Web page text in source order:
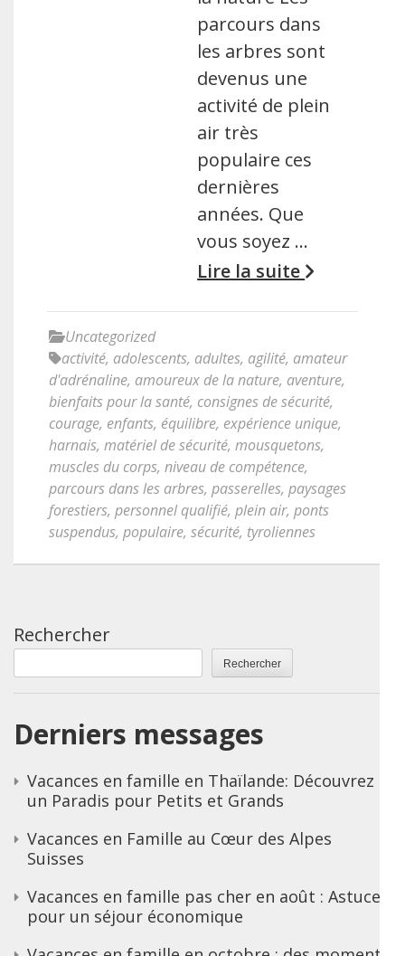
parcours dans
les arbres sont
devenus une
activité de plein
air très
populaire ces
dernières
années. Que
vous soyez …
Lire la suite
Uncategorized
activité, adolescents, adultes, agilité, amateur
d'adrénaline, amoureux de la nature, aventure,
bienfaits pour la santé, consignes de sécurité,
courage, enfants, équilibre, expérience unique,
harnais, matériel de sécurité, mousquetons,
muscles du corps, niveau de compétence,
parcours dans les arbres, passerelles, paysages
forestiers, personnel qualifié, plein air, ponts
suspendus, populaire, sécurité, tyroliennes
Rechercher
Rechercher
Derniers messages
Vacances en famille en Thaïlande: Découvrez
un Paradis pour Petits et Grands
Vacances en Famille au Cœur des Alpes
Suisses
Vacances en famille pas cher en août : Astuces
pour un séjour économique